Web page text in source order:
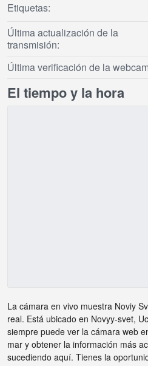
Etiquetas:
Última actualización de la
transmisión:
Última verificación de la
El tiempo y la hora
La cámara en vivo muestra Noviy
real. Está ubicado en Novyy-svet,
siempre puede ver la cámara web
mar y obtener la información más
sucediendo aquí. Tienes la